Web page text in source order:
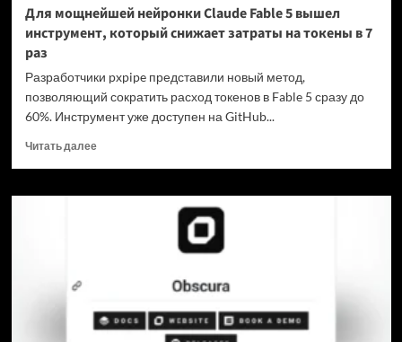
Для мощнейшей нейронки Claude Fable 5 вышел
инструмент, который снижает затраты на токены в 7
раз
Разработчики pxpipe представили новый метод,
позволяющий сократить расход токенов в Fable 5 сразу до
60%. Инструмент уже доступен на GitHub...
Читать далееПрочитать
Для
инструмент,
который